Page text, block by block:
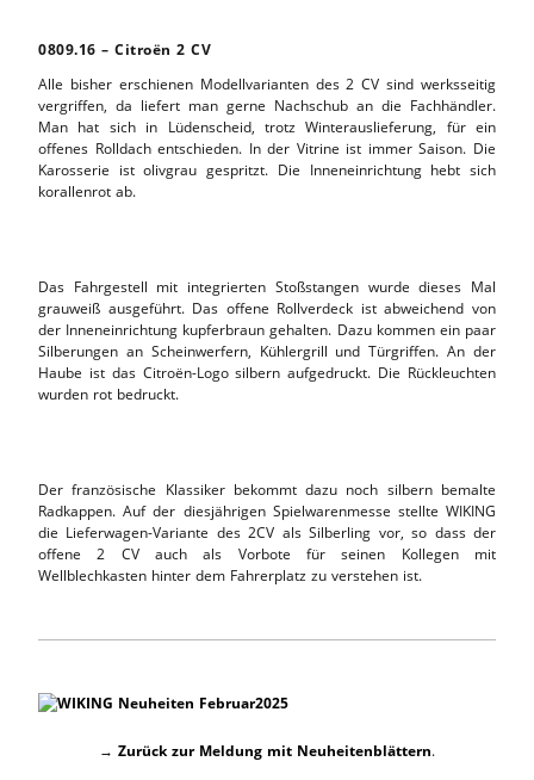
0809.16 – Citroën 2 CV
Alle bisher erschienen Modellvarianten des 2 CV sind werksseitig
vergriffen, da liefert man gerne Nachschub an die Fachhändler.
Man hat sich in Lüdenscheid, trotz Winterauslieferung, für ein
offenes Rolldach entschieden. In der Vitrine ist immer Saison. Die
Karosserie ist olivgrau gespritzt. Die Inneneinrichtung hebt sich
korallenrot ab.
Das Fahrgestell mit integrierten Stoßstangen wurde dieses Mal
grauweiß ausgeführt. Das offene Rollverdeck ist abweichend von
der Inneneinrichtung kupferbraun gehalten. Dazu kommen ein paar
Silberungen an Scheinwerfern, Kühlergrill und Türgriffen. An der
Haube ist das Citroën-Logo silbern aufgedruckt. Die Rückleuchten
wurden rot bedruckt.
Der französische Klassiker bekommt dazu noch silbern bemalte
Radkappen. Auf der diesjährigen Spielwarenmesse stellte WIKING
die Lieferwagen-Variante des 2CV als Silberling vor, so dass der
offene 2 CV auch als Vorbote für seinen Kollegen mit
Wellblechkasten hinter dem Fahrerplatz zu verstehen ist.
→ Zurück zur Meldung mit Neuheitenblättern.